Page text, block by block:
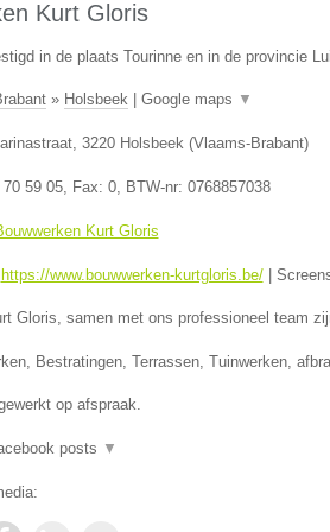
Kurt Gloris
in de plaats Tourinne en in de provincie
» Holsbeek| Google maps ▼
, 3220 Holsbeek(Vlaams-Brabant)
70 59 05, Fax: 0, BTW-nr: 0768857038
Kurt Gloris
https://www.bouwwerken-kurtgloris.be/|
Gloris, samen met ons professioneel team
Bestratingen, Terrassen, Tuinwerken,
op afspraak.
posts ▼